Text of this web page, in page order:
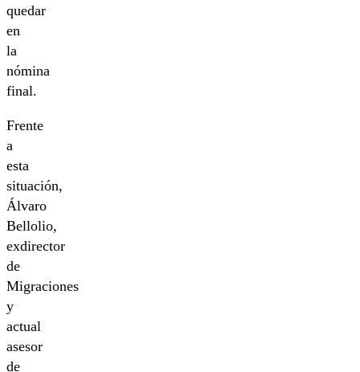
quedar
en
la
nómina
final.
Frente
a
esta
situación,
Álvaro
Bellolio,
exdirector
de
Migraciones
y
actual
asesor
de